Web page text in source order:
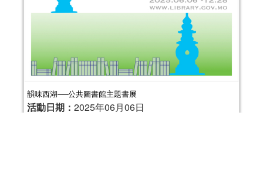
韻味西湖──公共圖書館主題書展
活動日期： 2025年06月06日